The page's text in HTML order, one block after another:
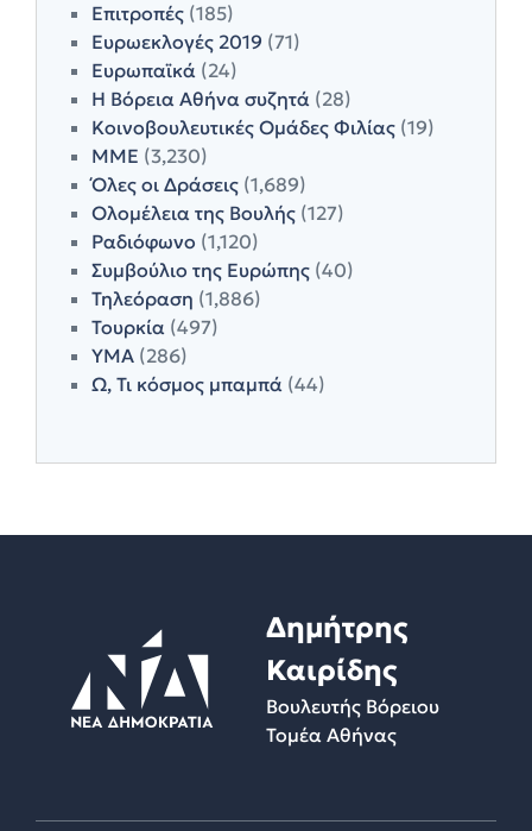
Επιτροπές (185)
Ευρωεκλογές 2019 (71)
Ευρωπαϊκά (24)
Η Βόρεια Αθήνα συζητά (28)
Κοινοβουλευτικές Ομάδες Φιλίας (19)
ΜΜΕ (3,230)
Όλες οι Δράσεις (1,689)
Ολομέλεια της Βουλής (127)
Ραδιόφωνο (1,120)
Συμβούλιο της Ευρώπης (40)
Τηλεόραση (1,886)
Τουρκία (497)
ΥΜΑ (286)
Ω, Τι κόσμος μπαμπά (44)
Δημήτρης
Καιρίδης
Βουλευτής Βόρειου
Τομέα Αθήνας